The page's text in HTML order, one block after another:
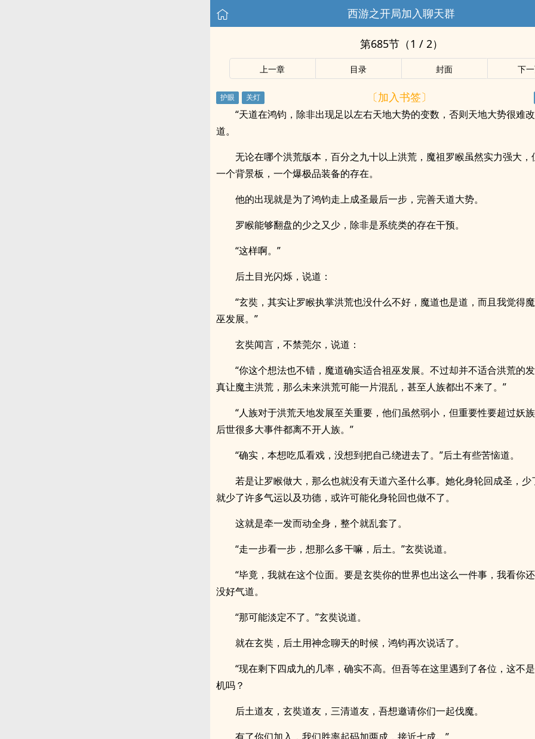
西游之开局加入聊天群
第685节（1 / 2）
上一章 目录 封面 下
〔加入书签〕
“天道在鸿钧，除非出现足以左右天地大势的变数，否则天地大势很难
道。
无论在哪个洪荒版本，百分之九十以上洪荒，魔祖罗睺虽然实力强大，
一个背景板，一个爆极品装备的存在。
他的出现就是为了鸿钧走上成圣最后一步，完善天道大势。
罗睺能够翻盘的少之又少，除非是系统类的存在干预。
“这样啊。”
后土目光闪烁，说道：
“玄奘，其实让罗睺执掌洪荒也没什么不好，魔道也是道，而且我觉得
巫发展。”
玄奘闻言，不禁莞尔，说道：
“你这个想法也不错，魔道确实适合祖巫发展。不过却并不适合洪荒的
真让魔主洪荒，那么未来洪荒可能一片混乱，甚至人族都出不来了。”
“人族对于洪荒天地发展至关重要，他们虽然弱小，但重要性要超过妖
后世很多大事件都离不开人族。”
“确实，本想吃瓜看戏，没想到把自己绕进去了。”后土有些苦恼道。
若是让罗睺做大，那么也就没有天道六圣什么事。她化身轮回成圣，少
就少了许多气运以及功德，或许可能化身轮回也做不了。
这就是牵一发而动全身，整个就乱套了。
“走一步看一步，想那么多干嘛，后土。”玄奘说道。
“毕竟，我就在这个位面。要是玄奘你的世界也出这么一件事，我看你
没好气道。
“那可能淡定不了。”玄奘说道。
就在玄奘，后土用神念聊天的时候，鸿钧再次说话了。
“现在剩下四成九的几率，确实不高。但吾等在这里遇到了各位，这不
机吗？
后土道友，玄奘道友，三清道友，吾想邀请你们一起伐魔。